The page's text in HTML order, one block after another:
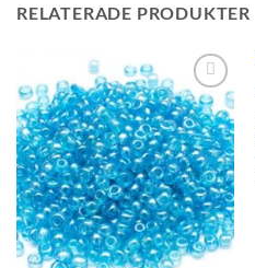
RELATERADE PRODUKTER